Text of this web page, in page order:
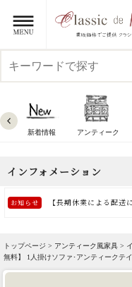
新着情報 アンティーク
トップページ > アンティーク風家具 >
無料】 1人掛けソファ･アンティークテ